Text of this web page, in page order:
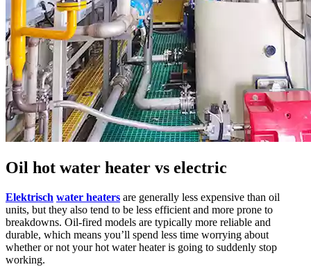
Oil hot water heater vs electric
Elektrisch water heaters are generally less expensive than oil
units, but they also tend to be less efficient and more prone to
breakdowns. Oil-fired models are typically more reliable and
durable, which means you’ll spend less time worrying about
whether or not your hot water heater is going to suddenly stop
working.